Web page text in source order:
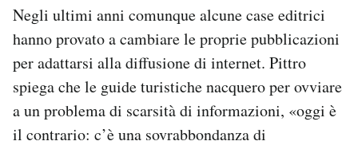
Negli ultimi anni comunque alcune case editrici
hanno provato a cambiare le proprie pubblicazioni
per adattarsi alla diffusione di internet. Pittro
spiega che le guide turistiche nacquero per ovviare
a un problema di scarsità di informazioni, «oggi è
il contrario: c’è una sovrabbondanza di